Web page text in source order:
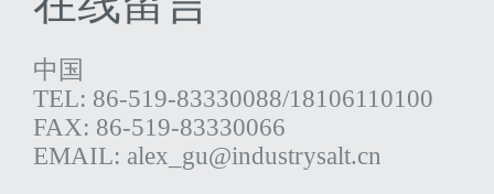
中国
TEL: 86-519-83330088/18106110100
FAX: 86-519-83330066
EMAIL: alex_gu@industrysalt.cn